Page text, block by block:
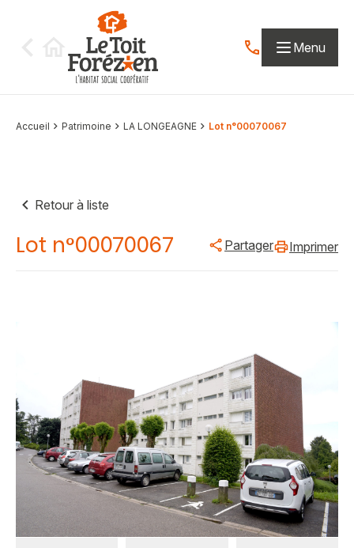
Contactez-nous
Menu
Accueil Patrimoine LA LONGEAGNE Lot n°00070067
Retour à liste
Lot n°00070067 Partager Imprimer